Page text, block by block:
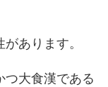
あります。
つ大食漢である